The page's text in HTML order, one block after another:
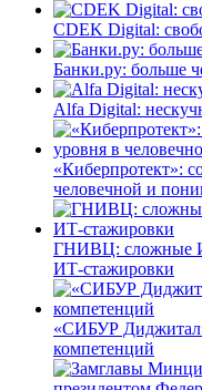
CDEK Digital:
Банки.ру: больше
Alfa Digital:
«Киберпротект»:
человечной и
ГНИВЦ: сложные
ИТ‑стажировки
«СИБУР
компетенций